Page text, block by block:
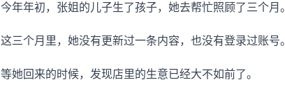
今年年初，张姐的儿子生了孩子，她去帮忙照顾了三个月。
这三个月里，她没有更新过一条内容，也没有登录过账号。
等她回来的时候，发现店里的生意已经大不如前了。